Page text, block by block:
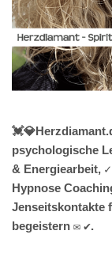
psychologische
& Energiearbeit,
Hypnose
Jenseitskontakte
begeistern ✉ ✔.